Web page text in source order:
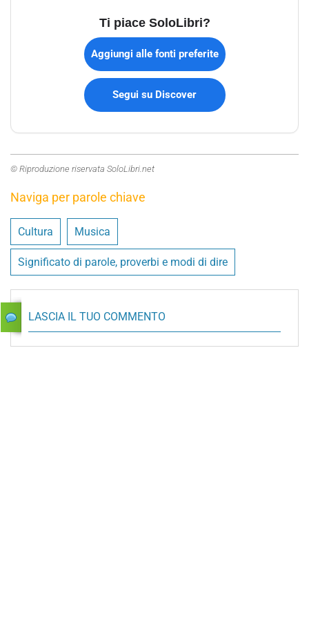
Ti piace SoloLibri?
Aggiungi alle fonti preferite
Segui su Discover
© Riproduzione riservata SoloLibri.net
Naviga per parole chiave
Cultura Musica
Significato di parole, proverbi e modi di dire
LASCIA IL TUO COMMENTO